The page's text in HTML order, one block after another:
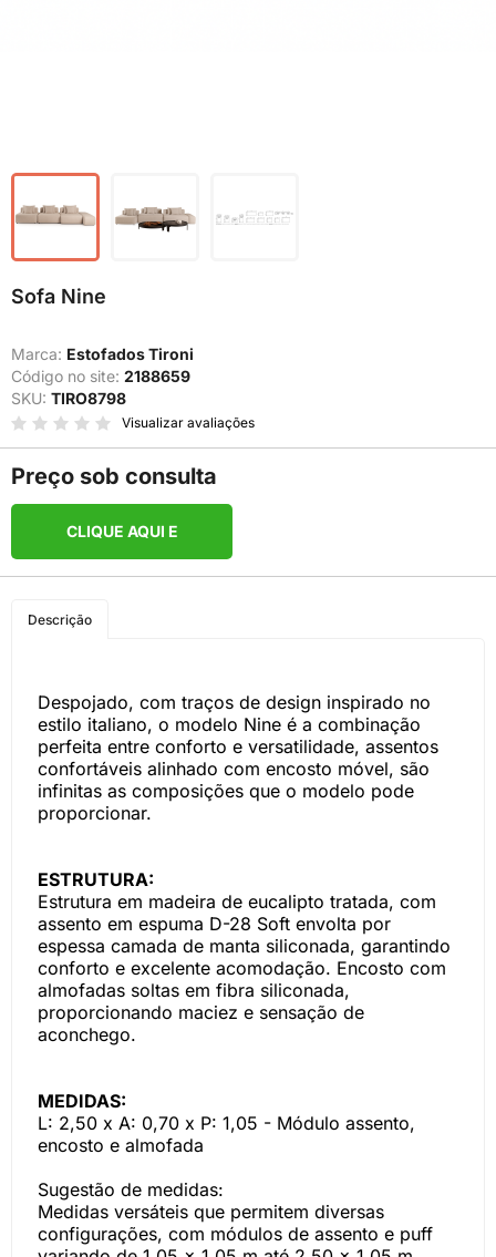
Sofa Nine
Marca: Estofados Tironi
Código no site: 2188659
SKU: TIRO8798
Visualizar avaliações
Preço sob consulta
CLIQUE AQUI E
Descrição
Despojado, com traços de design inspirado no
estilo italiano, o modelo Nine é a combinação
perfeita entre conforto e versatilidade, assentos
confortáveis alinhado com encosto móvel, são
infinitas as composições que o modelo pode
proporcionar.
ESTRUTURA:
Estrutura em madeira de eucalipto tratada, com
assento em espuma D-28 Soft envolta por
espessa camada de manta siliconada, garantindo
conforto e excelente acomodação. Encosto com
almofadas soltas em fibra siliconada,
proporcionando maciez e sensação de
aconchego.
MEDIDAS:
L: 2,50 x A: 0,70 x P: 1,05 - Módulo assento,
encosto e almofada
Sugestão de medidas:
Medidas versáteis que permitem diversas
configurações, com módulos de assento e puff